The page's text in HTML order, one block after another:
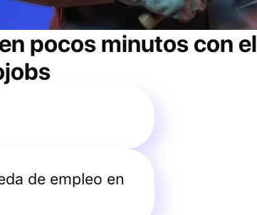
en pocos minutos con el
de empleo en